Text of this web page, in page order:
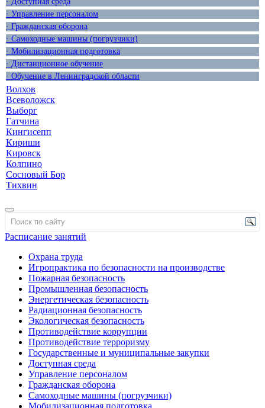
· Управление персоналом
· Гражданская оборона
· Самоходные машины (погрузчики)
· Мобилизационная подготовка
· Дистанционное обучение
· Обучение в Ленинградской области
Волхов
Всеволожск
Выборг
Гатчина
Кингисепп
Кириши
Кировск
Колпино
Сосновый Бор
Тихвин
Расписание занятий
Охрана труда
Игропрактика по безопасности на производстве
Пожарная безопасность
Промышленная безопасность
Энергетическая безопасность
Радиационная безопасность
Экологическая безопасность
Противодействие коррупции
Противодействие терроризму
Государственные и муниципальные закупки
Доступная среда
Управление персоналом
Гражданская оборона
Самоходные машины (погрузчики)
Мобилизационная подготовка